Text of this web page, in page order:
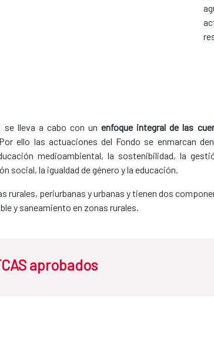
se lleva a cabo con un enfoque integral de las
ello las actuaciones del Fondo se enmarcan
medioambiental, la sostenibilidad, la
social, la igualdad de género y la educación.
rurales, periurbanas y urbanas y tienen dos
y saneamiento en zonas rurales.
aprobados